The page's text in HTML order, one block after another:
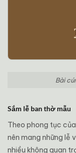
Bài
Sắm lễ ban thờ mẫu
Theo phong tục
nên mang những lễ
nhiều không quan